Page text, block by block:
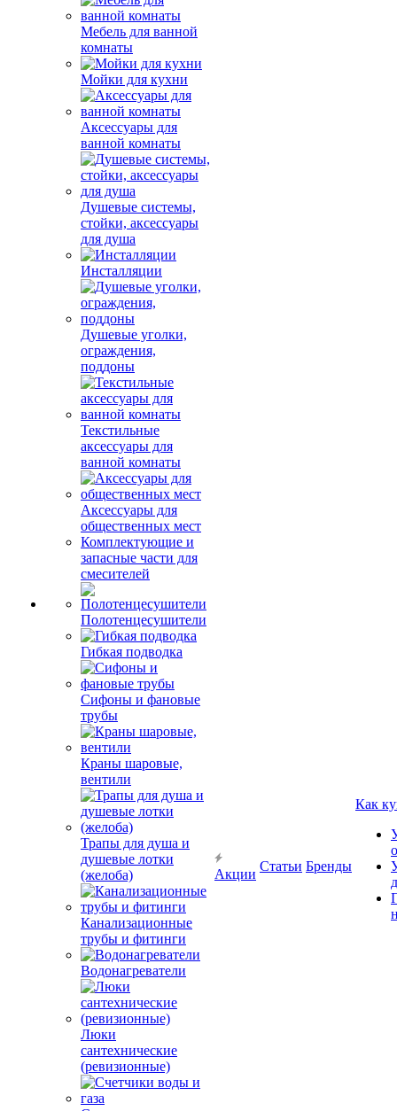
Мебель для ванной
комнаты
Мойки для кухни
Аксессуары для
ванной комнаты
Душевые системы,
стойки, аксессуары
для душа
Инсталляции
Душевые уголки,
ограждения,
поддоны
Текстильные
аксессуары для
ванной комнаты
Аксессуары для
общественных мест
Комплектующие и
запасные части для
смесителей
Полотенцесушители
Гибкая подводка
Сифоны и фановые
трубы
Краны шаровые,
вентили
Трапы для душа и
душевые лотки
(желоба)
Канализационные
трубы и фитинги
Водонагреватели
Люки
сантехнические
(ревизионные)
Акции
Статьи Бренды
Как